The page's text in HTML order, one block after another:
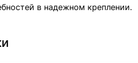
в надежном креплении.